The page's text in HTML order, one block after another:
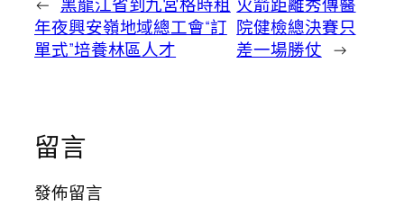
年夜興安嶺地域總工會“訂
單式”培養林區人才
院健檢總決賽只
差一場勝仗 →
留言
發佈留言